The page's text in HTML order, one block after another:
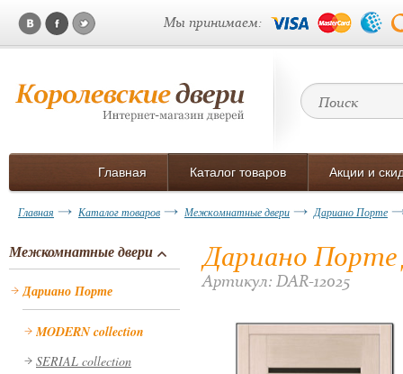
Мы принимаем:
Главная Каталог товаров Акции и
Главная Каталог товаров Межкомнатные двери Дариано Порте
Межкомнатные двери
Дариано Порте
MODERN collection
SERIAL collection
Дариано
Артикул: DAR-12025